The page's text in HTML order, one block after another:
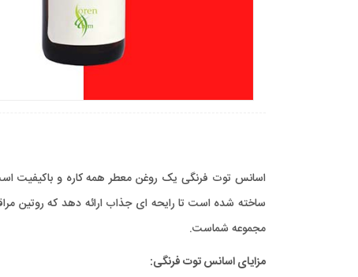
اسانس توت فرنگی یک روغن معطر همه کاره و باکیفیت
ساخته شده است تا رایحه ای جذاب ارائه دهد که روتین
مجموعه شماست.
مزایای اسانس توت فرنگی: